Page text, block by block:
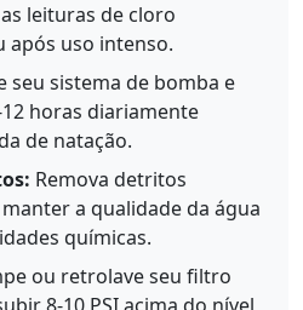
leituras de cloro
após uso intenso.
seu sistema de bomba e
horas diariamente
de natação.
Remova detritos
a qualidade da água
químicas.
ou retrolave seu filtro